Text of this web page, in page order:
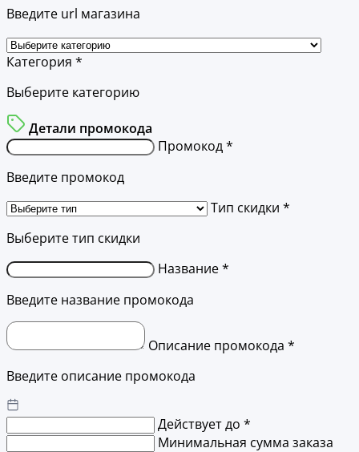
Введите url магазина
Категория *
Выберите категорию
Детали промокода
Промокод *
Введите промокод
Тип скидки *
Выберите тип скидки
Название *
Введите название промокода
Описание промокода *
Введите описание промокода
Действует до *
Минимальная сумма заказа